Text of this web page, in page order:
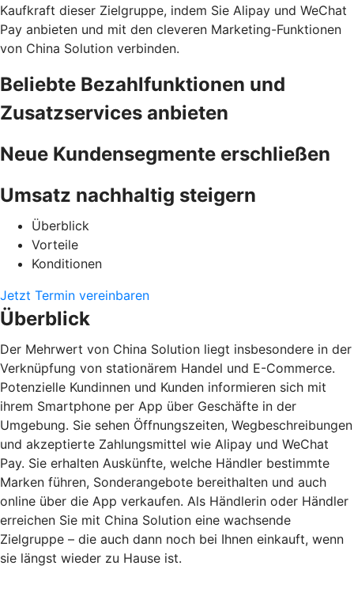
Kaufkraft dieser Zielgruppe, indem Sie Alipay und WeChat
Pay anbieten und mit den cleveren Marketing-Funktionen
von China Solution verbinden.
Beliebte Bezahlfunktionen und
Zusatzservices anbieten
Neue Kundensegmente erschließen
Umsatz nachhaltig steigern
Überblick
Vorteile
Konditionen
Jetzt Termin vereinbaren
Überblick
Der Mehrwert von China Solution liegt insbesondere in der
Verknüpfung von stationärem Handel und E-Commerce.
Potenzielle Kundinnen und Kunden informieren sich mit
ihrem Smartphone per App über Geschäfte in der
Umgebung. Sie sehen Öffnungszeiten, Wegbeschreibungen
und akzeptierte Zahlungsmittel wie Alipay und WeChat
Pay. Sie erhalten Auskünfte, welche Händler bestimmte
Marken führen, Sonderangebote bereithalten und auch
online über die App verkaufen. Als Händlerin oder Händler
erreichen Sie mit China Solution eine wachsende
Zielgruppe – die auch dann noch bei Ihnen einkauft, wenn
sie längst wieder zu Hause ist.